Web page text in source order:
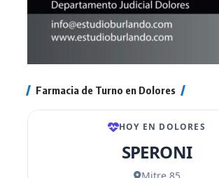
Farmacia de Turno en Dolores